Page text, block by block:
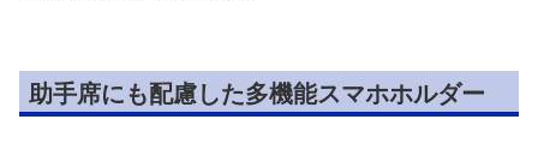
助手席にも配慮した多機能スマホホルダー